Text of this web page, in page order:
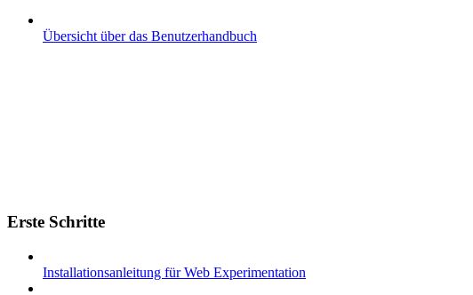
Übersicht über das Benutzerhandbuch
Erste Schritte
Installationsanleitung für Web Experimentation